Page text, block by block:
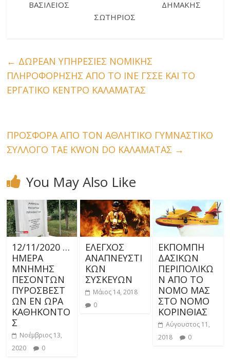
ΒΑΣΙΛΕΙΟΣ ΔΗΜΑΚΗΣ
ΣΩΤΗΡΙΟΣ
← ΔΩΡΕΑΝ ΥΠΗΡΕΣΙΕΣ ΝΟΜΙΚΗΣ
ΠΛΗΡΟΦΟΡΗΣΗΣ ΑΠΟ ΤΟ ΙΝΕ ΓΣΣΕ ΚΑΙ ΤΟ
ΕΡΓΑΤΙΚΟ ΚΕΝΤΡΟ ΚΑΛΑΜΑΤΑΣ
ΠΡΟΣΦΟΡΑ ΑΠΟ ΤΟΝ ΑΘΛΗΤΙΚΟ ΓΥΜΝΑΣΤΙΚΟ
ΣΥΛΛΟΓΟ TAE KWON DO ΚΑΛΑΜΑΤΑΣ →
You May Also Like
12/11/2020 …
ΗΜΕΡΑ
ΜΝΗΜΗΣ
ΠΕΣΟΝΤΩΝ
ΠΥΡΟΣΒΕΣΤ
ΩΝ ΕΝ ΩΡΑ
ΚΑΘΗΚΟΝΤΟ
Σ
Νοέμβριος 13,
2020
0
ΕΛΕΓΧΟΣ
ΑΝΑΠΝΕΥΣΤΙ
ΚΩΝ
ΣΥΣΚΕΥΩΝ
Μάιος 14, 2018
0
ΕΚΠΟΜΠΗ
ΔΑΣΙΚΩΝ
ΠΕΡΙΠΟΛΙΚΩ
Ν ΑΠΟ ΤΟ
ΝΟΜΟ ΜΑΣ
ΣΤΟ ΝΟΜΟ
ΚΟΡΙΝΘΙΑΣ
Αύγουστος 11,
2018
0